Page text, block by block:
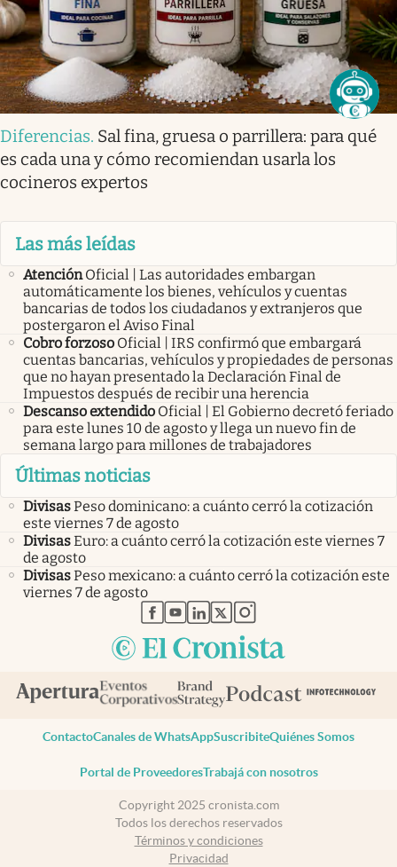
Diferencias. Sal fina, gruesa o parrillera: para qué
es cada una y cómo recomiendan usarla los
cocineros expertos
Las más leídas
Atención Oficial | Las autoridades embargan
automáticamente los bienes, vehículos y cuentas
bancarias de todos los ciudadanos y extranjeros que
postergaron el Aviso Final
Cobro forzoso Oficial | IRS confirmó que embargará
cuentas bancarias, vehículos y propiedades de personas
que no hayan presentado la Declaración Final de
Impuestos después de recibir una herencia
Descanso extendido Oficial | El Gobierno decretó feriado
para este lunes 10 de agosto y llega un nuevo fin de
semana largo para millones de trabajadores
Últimas noticias
DivisasPeso dominicano: a cuánto cerró la cotización
este viernes 7 de agosto
DivisasEuro: a cuánto cerró la cotización este viernes 7
de agosto
DivisasPeso mexicano: a cuánto cerró la cotización este
viernes 7 de agosto
abre en nueva pestaña
abre en nueva pestaña
abre en nueva pestaña
abre en nueva pestaña
abre en nueva pestaña
ContactoCanales de WhatsAppSuscribiteQuiénes Somos
Portal de ProveedoresTrabajá con nosotros
Copyright 2025 cronista.com
Todos los derechos reservados
Términos y condiciones
Privacidad